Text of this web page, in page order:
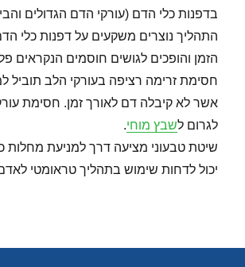
בדפנות כלי הדם (עורקי הדם הגדולים
התהליך נוצרים משקעים על דפנות כלי
הזמן והופכים לגושים חוסמים הנקראים
חסימת זרימה רציפה בעורקי הלב תוביל
אשר לא קיבלה דם לאורך זמן. חסימת
לגרום לשבץ מוחי.
שיטת טבעוני מציעה דרך למניעת מחלות
יכול לדחות שימוש בתהליך טראומטי